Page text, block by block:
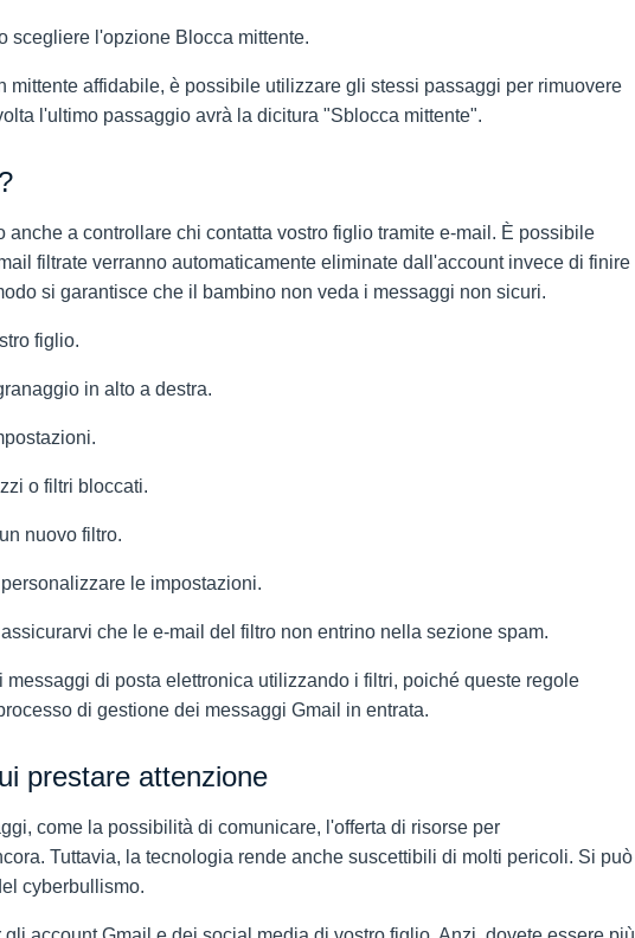
scegliere l'opzione Blocca mittente.
mittente affidabile, è possibile utilizzare gli stessi passaggi per rimuovere
l'ultimo passaggio avrà la dicitura "Sblocca mittente".
anche a controllare chi contatta vostro figlio tramite e-mail. È possibile
filtrate verranno automaticamente eliminate dall'account invece di finire
si garantisce che il bambino non veda i messaggi non sicuri.
figlio.
in alto a destra.
o filtri bloccati.
nuovo filtro.
le impostazioni.
che le e-mail del filtro non entrino nella sezione spam.
di posta elettronica utilizzando i filtri, poiché queste regole
di gestione dei messaggi Gmail in entrata.
prestare attenzione
come la possibilità di comunicare, l'offerta di risorse per
Tuttavia, la tecnologia rende anche suscettibili di molti pericoli. Si può
cyberbullismo.